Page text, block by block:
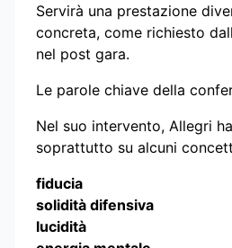
Servirà una prestazione
concreta, come richiesto
nel post gara.
Le parole chiave della
Nel suo intervento, Allegri
soprattutto su alcuni
fiducia
solidità difensiva
lucidità